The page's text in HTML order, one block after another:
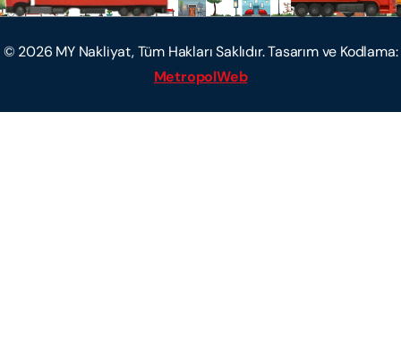
© 2026 MY Nakliyat, Tüm Hakları Saklıdır. Tasarım ve Kodlama:
MetropolWeb